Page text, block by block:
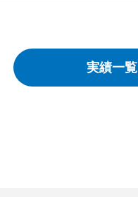
実績一覧